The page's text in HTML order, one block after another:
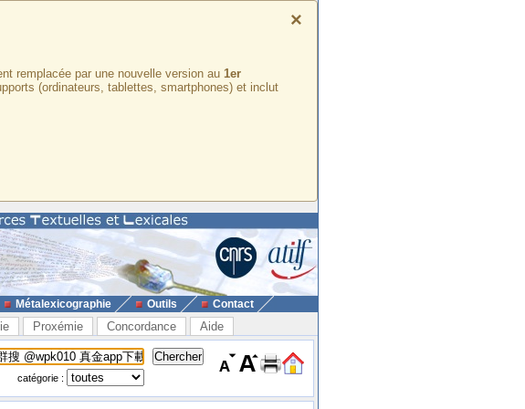
×
remplacée par une nouvelle version au 1er
(ordinateurs, tablettes, smartphones) et inclut
Métalexicographie Outils Contact
Proxémie Concordance Aide
catégorie :